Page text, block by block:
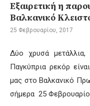
Εξαιρετική η
Βαλκανικό
25 Φεβρουαρίου, 2017
Δύο χρυσά μετάλλια,
Παγκύπρια ρεκόρ
μας στο Βαλκανικό
σήμερα 25